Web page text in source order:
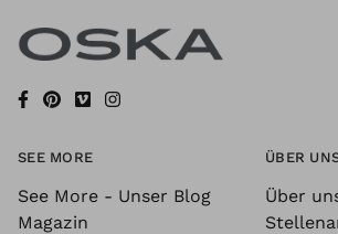
SEE MORE
See More - Unser Blog
Magazin
ÜBER
Über